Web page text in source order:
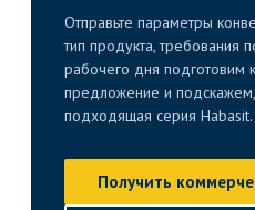
Отправьте параметры
тип продукта, требования
рабочего дня подготовим
предложение и
подходящая серия Habasit.
Получить